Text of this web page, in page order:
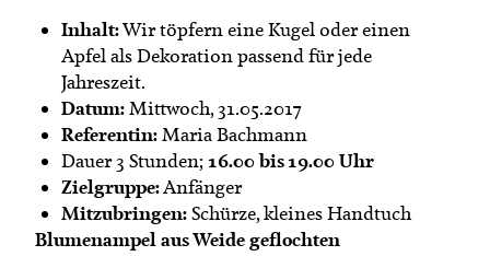
Inhalt:Wir töpfern eine Kugel oder einen
Apfel als Dekoration passend für jede
Jahreszeit.
Datum:Mittwoch, 31.05.2017
Referentin:Maria Bachmann
Dauer 3 Stunden;16.00 bis 19.00 Uhr
Zielgruppe:Anfänger
Mitzubringen:Schürze, kleines Handtuch
Blumenampel aus Weide geflochten